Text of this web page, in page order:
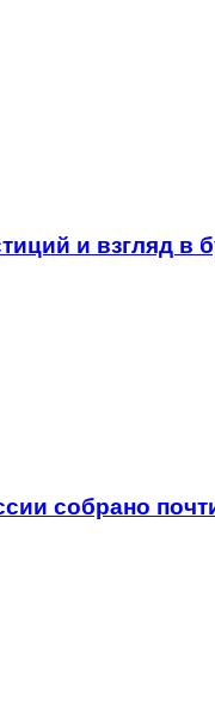
и взгляд в
собрано